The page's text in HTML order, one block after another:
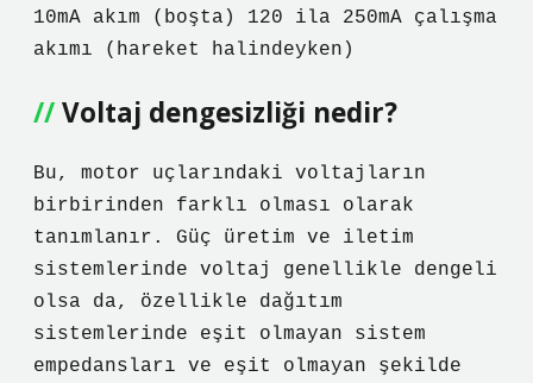
10mA akım (boşta) 120 ila 250mA çalışma
akımı (hareket halindeyken)
Voltaj dengesizliği nedir?
Bu, motor uçlarındaki voltajların
birbirinden farklı olması olarak
tanımlanır. Güç üretim ve iletim
sistemlerinde voltaj genellikle dengeli
olsa da, özellikle dağıtım
sistemlerinde eşit olmayan sistem
empedansları ve eşit olmayan şekilde